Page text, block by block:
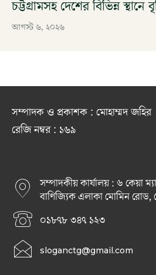
চট্টগ্রামসহ দেশের বিভিন্ন স্থানে
আগস্ট ৬, ২০২৬
সম্পাদক ও প্রকাশক : মোহাম্মদ জহির
রেজি নম্বর : ১৬৯
সম্পাদকীয় কার্যালয় : ৬ কেয়া
বাণিজ্যিক এলাকা মোমিন রোড,
০১৮৭৮ ৩৪৭ ১২৩
sloganctg@gmail.com